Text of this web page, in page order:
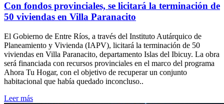
Con fondos provinciales, se licitará la terminación de
50 viviendas en Villa Paranacito
El Gobierno de Entre Ríos, a través del Instituto Autárquico de
Planeamiento y Vivienda (IAPV), licitará la terminación de 50
viviendas en Villa Paranacito, departamento Islas del Ibicuy. La obra
será financiada con recursos provinciales en el marco del programa
Ahora Tu Hogar, con el objetivo de recuperar un conjunto
habitacional que había quedado inconcluso..
Leer más